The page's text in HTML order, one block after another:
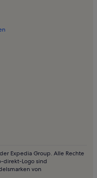
Expedia Group. Alle Rechte
direkt-Logo sind
von